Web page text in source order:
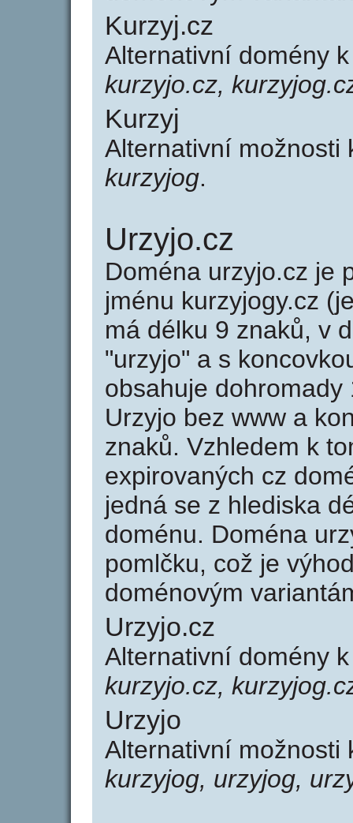
Kurzyj.cz
Alternativní domény
kurzyjo.cz,
Kurzyj
Alternativní
kurzyjog.
Urzyjo.cz
Doména urzyjo.cz je
jménu kurzyjogy.cz
má délku 9 znaků, v
"urzyjo" a s
obsahuje
Urzyjo bez www a
znaků. Vzhledem k
expirovaných cz
jedná se z hlediska
doménu. Doména
pomlčku, což je
doménovým
Urzyjo.cz
Alternativní domény
kurzyjo.cz,
Urzyjo
Alternativní
kurzyjog, urzyjog,